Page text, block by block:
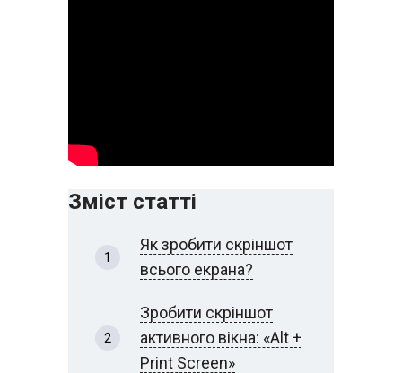
Зміст статті
Як зробити скріншот
всього екрана?
Зробити скріншот
активного вікна: «Alt +
Print Screen»